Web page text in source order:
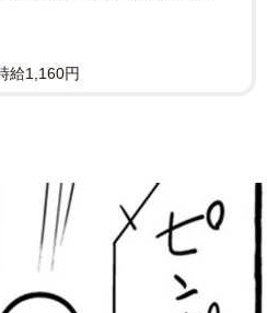
給1,160円